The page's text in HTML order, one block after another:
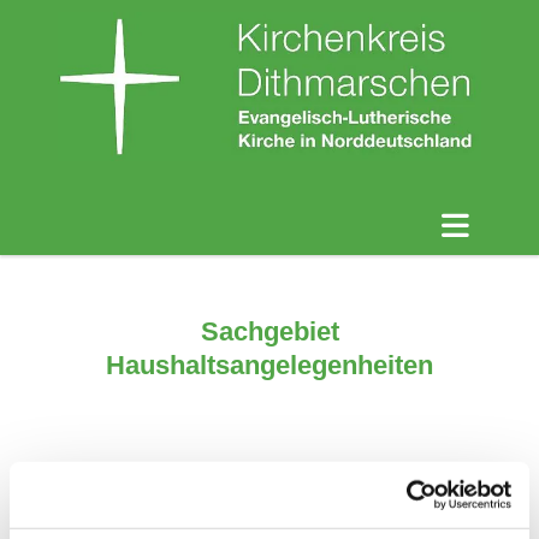
Sachgebiet
Haushaltsangelegenheiten
Das Sachgebiet wird durch Axel Grallert geleitet.